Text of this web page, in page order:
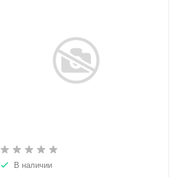
В наличии